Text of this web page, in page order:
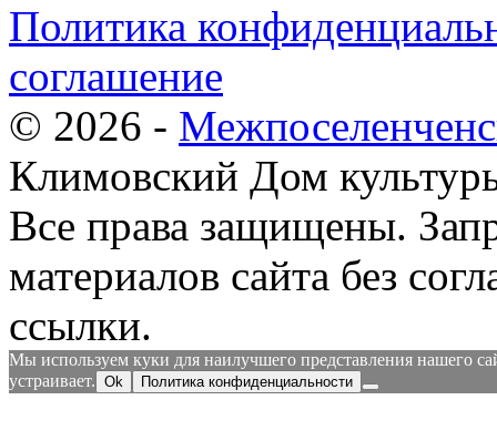
Политика
соглашение
© 2026 -
Климовский Дом
Все права защищены.
материалов сайта без
ссылки.
Мы используем куки для наилучшего представления нашего
устраивает. Ok Политика конфиденциальности